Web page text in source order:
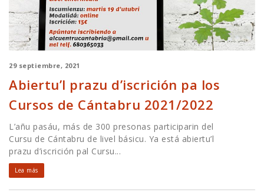
29 septiembre, 2021
Abiertu’l prazu d’iscrición pa los
Cursos de Cántabru 2021/2022
L’añu pasáu, más de 300 presonas participarin del
Cursu de Cántabru de livel básicu. Ya está abiertu’l
prazu d’iscrición pal Cursu...
Lea más